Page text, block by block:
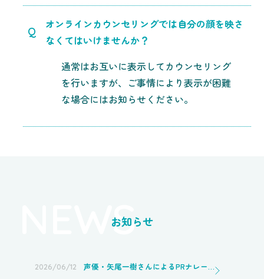
Q
オンラインカウンセリングでは自分の顔を映さ
なくてはいけませんか？
通常はお互いに表示してカウンセリング
を行いますが、ご事情により表示が困難
な場合にはお知らせください。
NEWS
お知らせ
2026/06/12 声優・矢尾一樹さんによるPRナレーションを収録いただきました